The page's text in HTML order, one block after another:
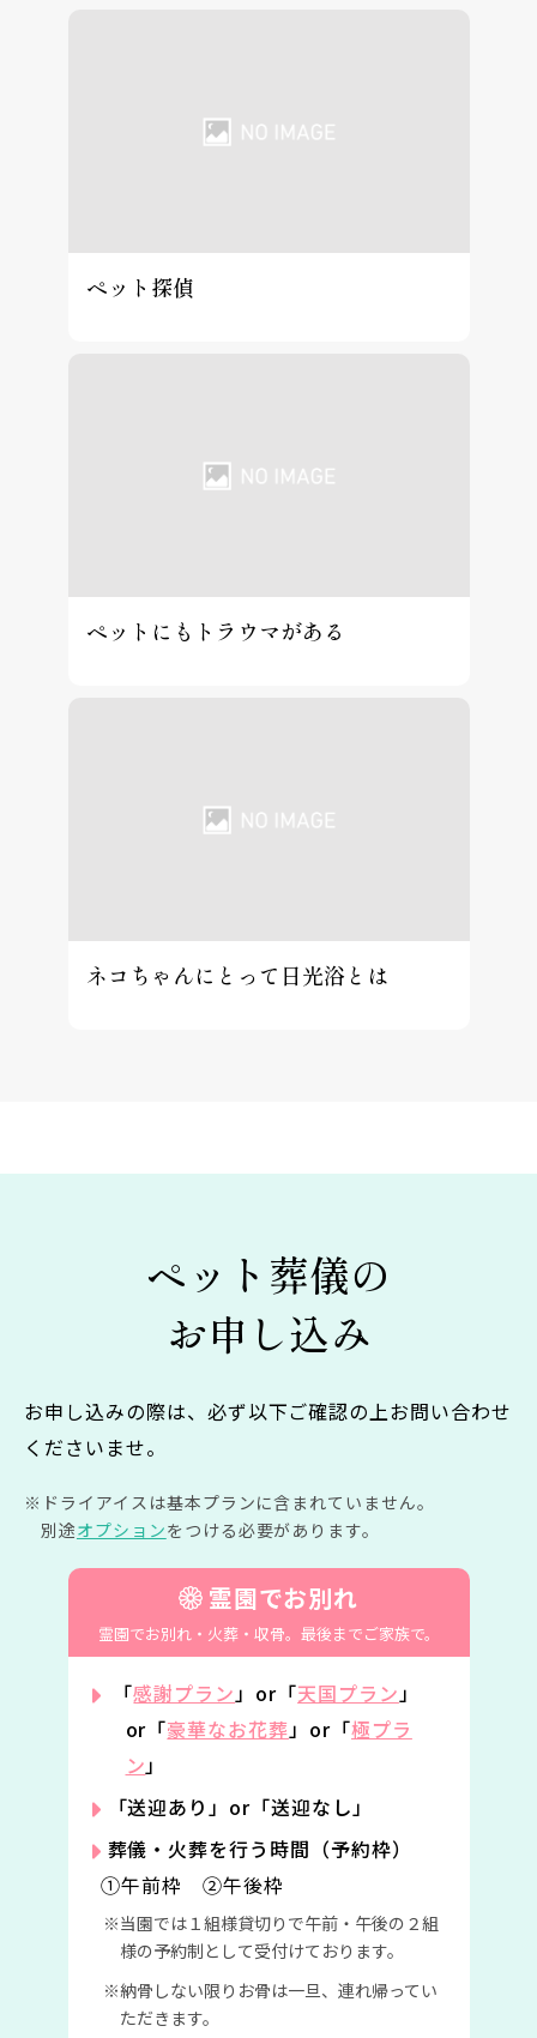
ペット探偵
ペットにもトラウマがある
ネコちゃんにとって日光浴とは
ペット葬儀の
お申し込み
お申し込みの際は、必ず以下ご確認の上お問い合わせ
くださいませ。
ドライアイスは基本プランに含まれていません。
別途オプションをつける必要があります。
霊園でお別れ
霊園でお別れ・火葬・収骨。 最後までご家族で。
「感謝プラン」or「天国プラン」
or「豪華なお花葬」or「極プラ
ン」
「送迎あり」or「送迎なし」
葬儀・火葬を行う時間（予約枠）
①午前枠 ②午後枠
当園では１組様貸切りで午前・午後の２組
様の予約制として受付けております。
納骨しない限りお骨は一旦、連れ帰ってい
ただきます。